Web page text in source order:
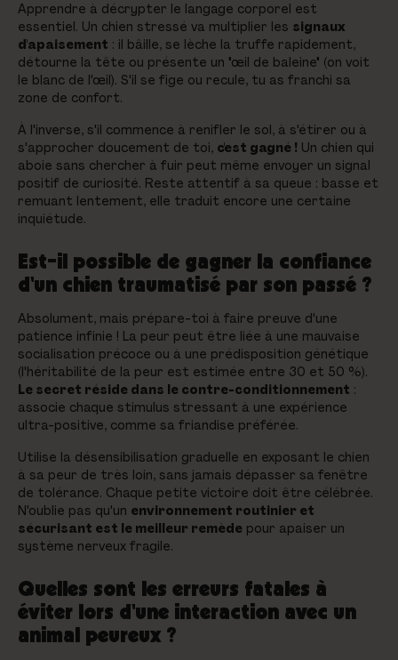
Apprendre à décrypter le langage corporel est
essentiel. Un chien stressé va multiplier les signaux
d'apaisement : il bâille, se lèche la truffe rapidement,
détourne la tête ou présente un "œil de baleine" (on voit
le blanc de l'œil). S'il se fige ou recule, tu as franchi sa
zone de confort.
À l'inverse, s'il commence à renifler le sol, à s'étirer ou à
s'approcher doucement de toi, c'est gagné ! Un chien qui
aboie sans chercher à fuir peut même envoyer un signal
positif de curiosité. Reste attentif à sa queue : basse et
remuant lentement, elle traduit encore une certaine
inquiétude.
Est-il possible de gagner la confiance
d'un chien traumatisé par son passé ?
Absolument, mais prépare-toi à faire preuve d'une
patience infinie ! La peur peut être liée à une mauvaise
socialisation précoce ou à une prédisposition génétique
(l'héritabilité de la peur est estimée entre 30 et 50 %).
Le secret réside dans le contre-conditionnement :
associe chaque stimulus stressant à une expérience
ultra-positive, comme sa friandise préférée.
Utilise la désensibilisation graduelle en exposant le chien
à sa peur de très loin, sans jamais dépasser sa fenêtre
de tolérance. Chaque petite victoire doit être célébrée.
N'oublie pas qu'un environnement routinier et
sécurisant est le meilleur remède pour apaiser un
système nerveux fragile.
Quelles sont les erreurs fatales à
éviter lors d'une interaction avec un
animal peureux ?